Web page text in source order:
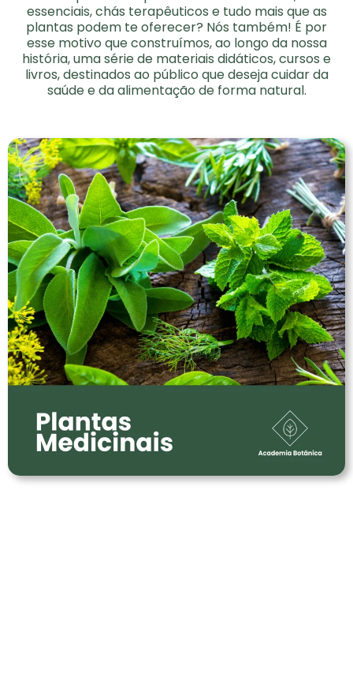
essenciais, chás terapêuticos e tudo mais que as
plantas podem te oferecer? Nós também! É por
esse motivo que construímos, ao longo da nossa
história, uma série de materiais didáticos, cursos e
livros, destinados ao público que deseja cuidar da
saúde e da alimentação de forma natural.